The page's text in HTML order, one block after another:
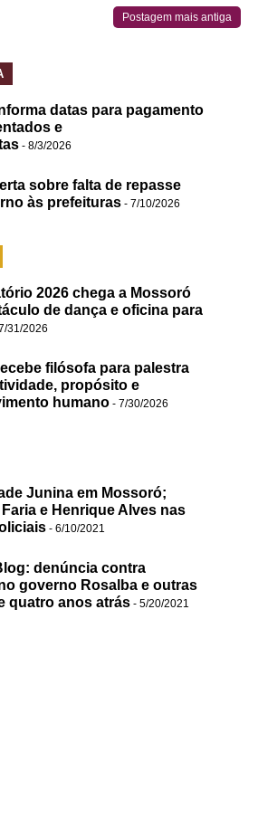
Postagem mais antiga
datas para pagamento
e
- 8/3/2026
sobre falta de repasse
às prefeituras - 7/10/2026
2026 chega a Mossoró
de dança e oficina para
31/2026
filósofa para palestra
propósito e
humano - 7/30/2026
Junina em Mossoró;
e Henrique Alves nas
- 6/10/2021
denúncia contra
governo Rosalba e outras
quatro anos atrás - 5/20/2021